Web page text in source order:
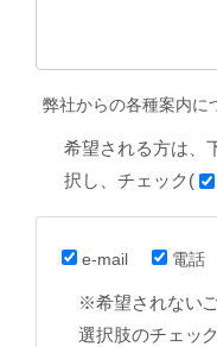
弊社からの各種案内に
希望される方は、
択し、チェック(
e-mail 電話
※希望されない
選択肢のチェッ